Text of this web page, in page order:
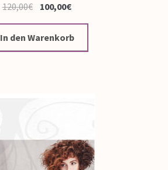
120,00€ 100,00€
In den Warenkorb